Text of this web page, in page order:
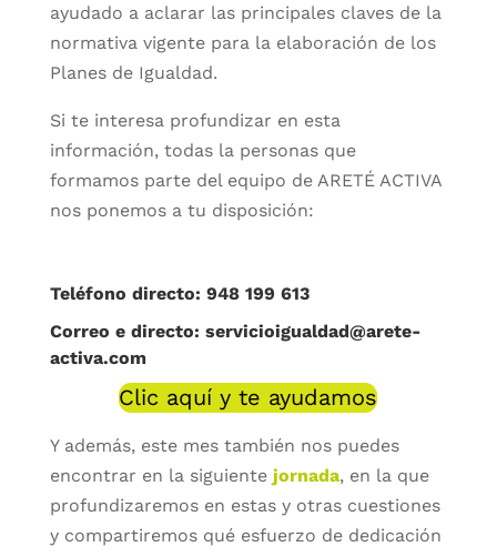
ayudado a aclarar las principales claves de la
normativa vigente para la elaboración de los
Planes de Igualdad.
Si te interesa profundizar en esta
información, todas la personas que
formamos parte del equipo de ARETÉ ACTIVA
nos ponemos a tu disposición:
Teléfono directo: 948 199 613
Correo e directo: servicioigualdad@arete-
activa.com
Clic aquí y te ayudamos
Y además, este mes también nos puedes
encontrar en la siguiente jornada, en la que
profundizaremos en estas y otras cuestiones
y compartiremos qué esfuerzo de dedicación